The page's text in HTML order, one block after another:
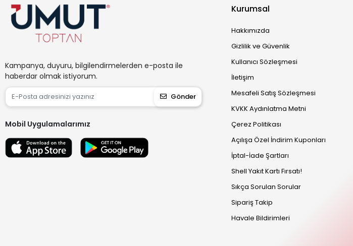
Kampanya, duyuru, bilgilendirmelerden e-posta ile
haberdar olmak istiyorum.
Gönder
Mobil Uygulamalarımız
Kurumsal
Hakkımızda
Gizlilik ve Güvenlik
Kullanıcı Sözleşmesi
İletişim
Mesafeli Satış Sözleşmesi
KVKK Aydınlatma Metni
Çerez Politikası
Açılışa Özel İndirim Kuponları
İptal-İade Şartları
Shell Yakıt Kartı Fırsatı!
Sıkça Sorulan Sorular
Sipariş Takip
Havale Bildirimleri